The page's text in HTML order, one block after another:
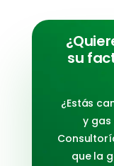
su
¿Estás
y gas
que la